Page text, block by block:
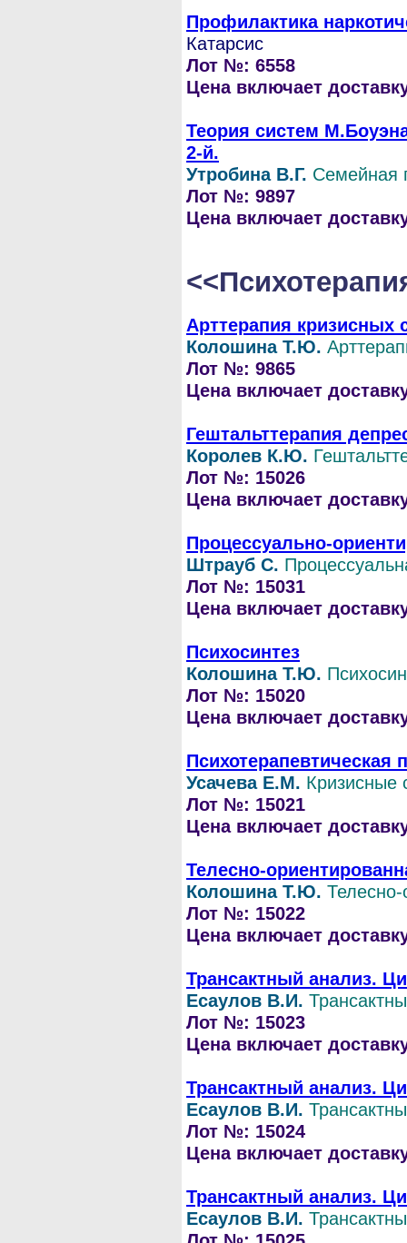
Профилактика
Катарсис
Лот №: 6558
Цена включает
Теория систем
2-й.
Утробина В.Г. Семейная
Лот №: 9897
Цена включает
Арттерапия кризисных
Колошина Т.Ю.
Лот №: 9865
Цена включает
Гештальттерапия
Королев К.Ю.
Лот №: 15026
Цена включает
Процессуально-
Штрауб С.
Лот №: 15031
Цена включает
Психосинтез
Колошина Т.Ю.
Лот №: 15020
Цена включает
Усачева Е.М. Кризисные
Лот №: 15021
Цена включает
Телесно-
Колошина Т.Ю. Телесно-
Лот №: 15022
Цена включает
Трансактный анализ.
Есаулов В.И.
Лот №: 15023
Цена включает
Трансактный анализ.
Есаулов В.И.
Лот №: 15024
Цена включает
Трансактный анализ.
Есаулов В.И.